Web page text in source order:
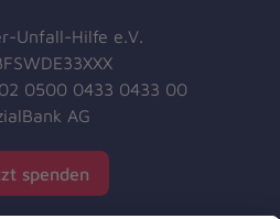
Unfall-Hilfe e.V.
0500 0433 0433 00
AG
spenden